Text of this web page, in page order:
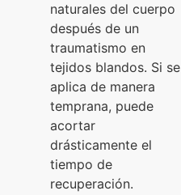
naturales del cuerpo
después de un
traumatismo en
tejidos blandos. Si se
aplica de manera
temprana, puede
acortar
drásticamente el
tiempo de
recuperación.